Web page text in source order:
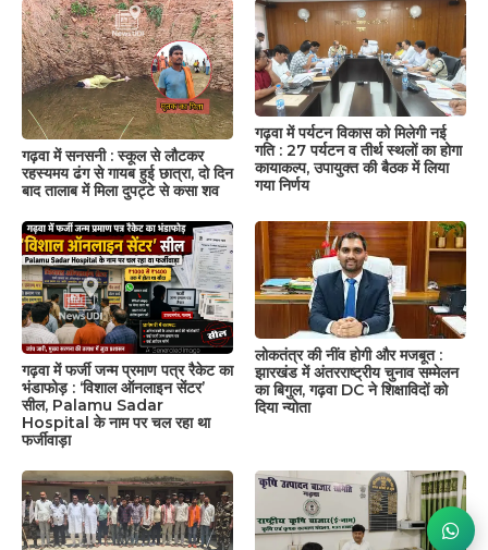
गढ़वा में सनसनी : स्कूल से लौटकर
रहस्यमय ढंग से गायब हुई छात्रा, दो दिन
बाद तालाब में मिला दुपट्टे से कसा शव
गढ़वा में पर्यटन विकास को मिलेगी नई
गति : 27 पर्यटन व तीर्थ स्थलों का होगा
कायाकल्प, उपायुक्त की बैठक में लिया
गया निर्णय
गढ़वा में फर्जी जन्म प्रमाण पत्र रैकेट का
भंडाफोड़ : ‘विशाल ऑनलाइन सेंटर’
सील, Palamu Sadar
Hospital के नाम पर चल रहा था
फर्जीवाड़ा
लोकतंत्र की नींव होगी और मजबूत :
झारखंड में अंतरराष्ट्रीय चुनाव सम्मेलन
का बिगुल, गढ़वा DC ने शिक्षाविदों को
दिया न्योता